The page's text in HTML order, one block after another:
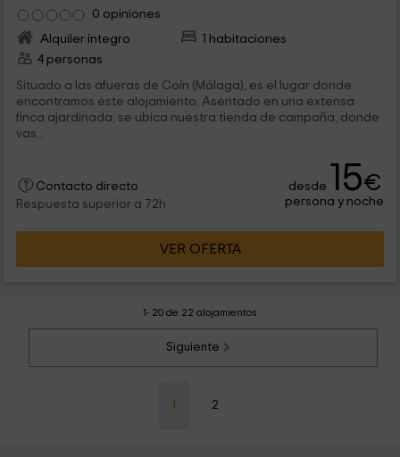
0 opiniones
Alquiler íntegro
1 habitaciones
4 personas
Situado a las afueras de Coín (Málaga), es el lugar donde
encontramos este alojamiento. Asentado en una extensa
finca ajardinada, se ubica nuestra tienda de campaña, donde
vas...
Contacto directo
Respuesta superior a 72h
desde 15€
persona y noche
VER OFERTA
1- 20 de 22 alojamientos
Siguiente
2